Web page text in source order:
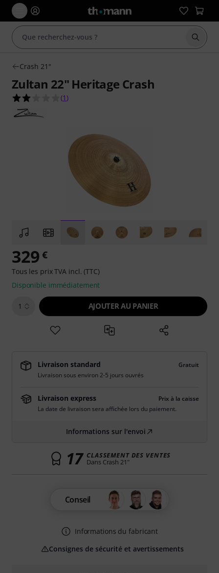
Crash 21"
Zultan 22" Heritage Crash
2.0 étoiles sur 5 d'après 1 évaluations clients
(1 )
329 €
Tous les prix TVA incl. (TTC)
Disponible immédiatement
1 AJOUTER AU PANIER
Livraison standard
Gratuit
Livraison sous environ 2-5 jours ouvrés
Livraison express
Prix à la caisse
La date de livraison sera affichée lors du paiement.
Informations sur l'envoi
17 CLASSEMENT DES VENTES
Dans Crash 21"
Conseil
Informations du fabricant
Consignes de sécurité et avertissements